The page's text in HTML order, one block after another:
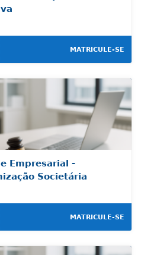
MATRICULE-SE
Empresarial -
Societária
MATRICULE-SE